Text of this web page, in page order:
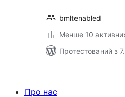
bmltenabled
Менше 10
Протестований з
Про нас